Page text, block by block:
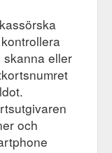
eller
och